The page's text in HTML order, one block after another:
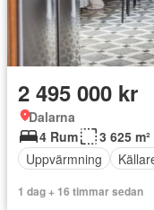
2 495 000 kr
Dalarna
4 Rum
3 625 m²
Uppvärmning
1 dag + 16 timmar sedan